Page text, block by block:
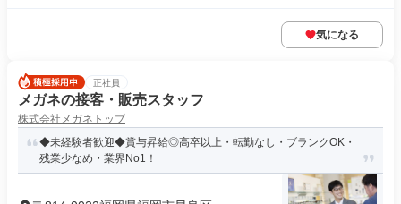
気になる
正社員
メガネの接客・販売スタッフ
株式会社メガネトップ
◆未経験者歓迎◆賞与昇給◎高卒以上・転勤なし・ブランクOK・
残業少なめ・業界No1！